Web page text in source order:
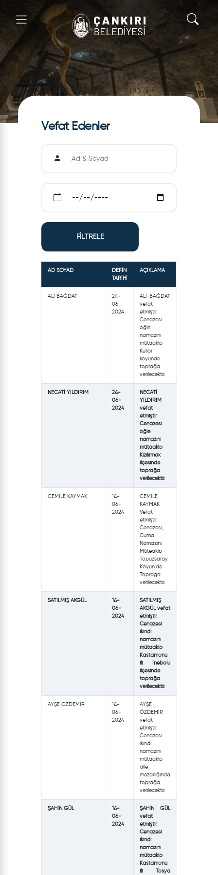
Vefat Edenler
FİLTRELE
AD SOYAD
DEFİN
TARİHİ
AÇIKLAMA
ALİ BAĞDAT
24-
06-
2024
ALİ BAĞDAT
vefat
etmiştir.
Cenazesi
öğle
namazını
mütaakip
Kullar
köyünde
toprağa
verilecektir.
NECATİ YILDIRIM
24-
06-
2024
NECATİ
YILDIRIM
vefat
etmiştir.
Cenazesi
öğle
namazını
mütaakip
Kızılırmak
ilçesinde
toprağa
verilecektir.
CEMİLE KAYMAK
14-
06-
2024
CEMİLE
KAYMAK
Vefat
etmiştir.
Cenazesi,
Cuma
Namazını
Müteakip
Topuzsaray
Köyün'de
Toprağa
verilecektir.
SATILMIŞ AKGÜL
14-
06-
2024
SATILMIŞ
AKGÜL vefat
etmiştir.
Cenazesi
ikindi
namazını
mütaakip
Kastamonu
ili İnebolu
ilçesinde
toprağa
verilecektir.
AYŞE ÖZDEMİR
14-
06-
2024
AYŞE
ÖZDEMİR
vefat
etmiştir.
Cenazesi
ikindi
namazını
mütaakip
aile
mezarlığında
toprağa
verilecektir.
ŞAHİN GÜL
14-
06-
2024
ŞAHİN GÜL
vefat
etmiştir.
Cenazesi
ikindi
namazını
mütaakip
Kastamonu
ili Tosya